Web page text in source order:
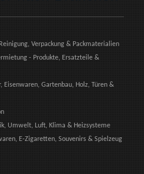
Verpackung & Packmaterialien
- Produkte, Ersatzteile &
Eisenwaren, Gartenbau, Holz, Türen &
Umwelt, Luft, Klima & Heizsysteme
E-Zigaretten, Souvenirs & Spielzeug